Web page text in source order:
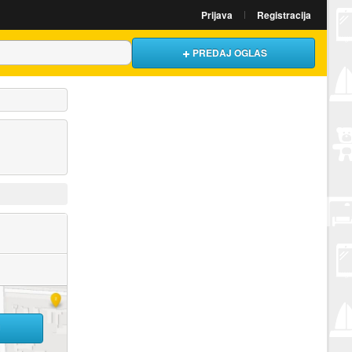
Prijava Registracija
PREDAJ OGLAS